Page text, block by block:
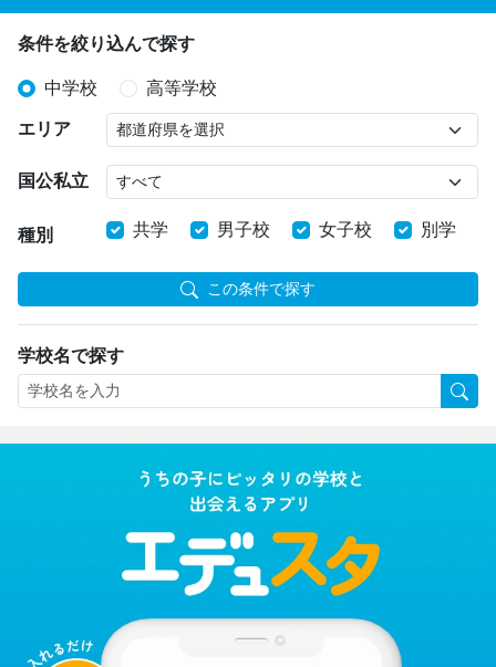
条件を絞り込んで探す
中学校 高等学校
エリア
国公私立
種別 共学 男子校 女子校 別学
この条件で探す
学校名で探す